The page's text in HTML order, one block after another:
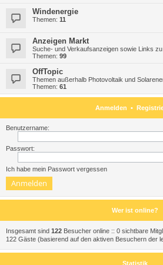
Windenergie
Themen: 11
Anzeigen Markt
Suche- und Verkaufsanzeigen sowie Links
Themen: 99
OffTopic
Themen außerhalb Photovoltaik und
Themen: 61
Anmelden •
Benutzername:
Passwort:
Ich habe mein Passwort vergessen
Wer ist online?
Insgesamt sind 122 Besucher online :: 0 sichtbare
122 Gäste (basierend auf den aktiven Besuchern der
Statistik